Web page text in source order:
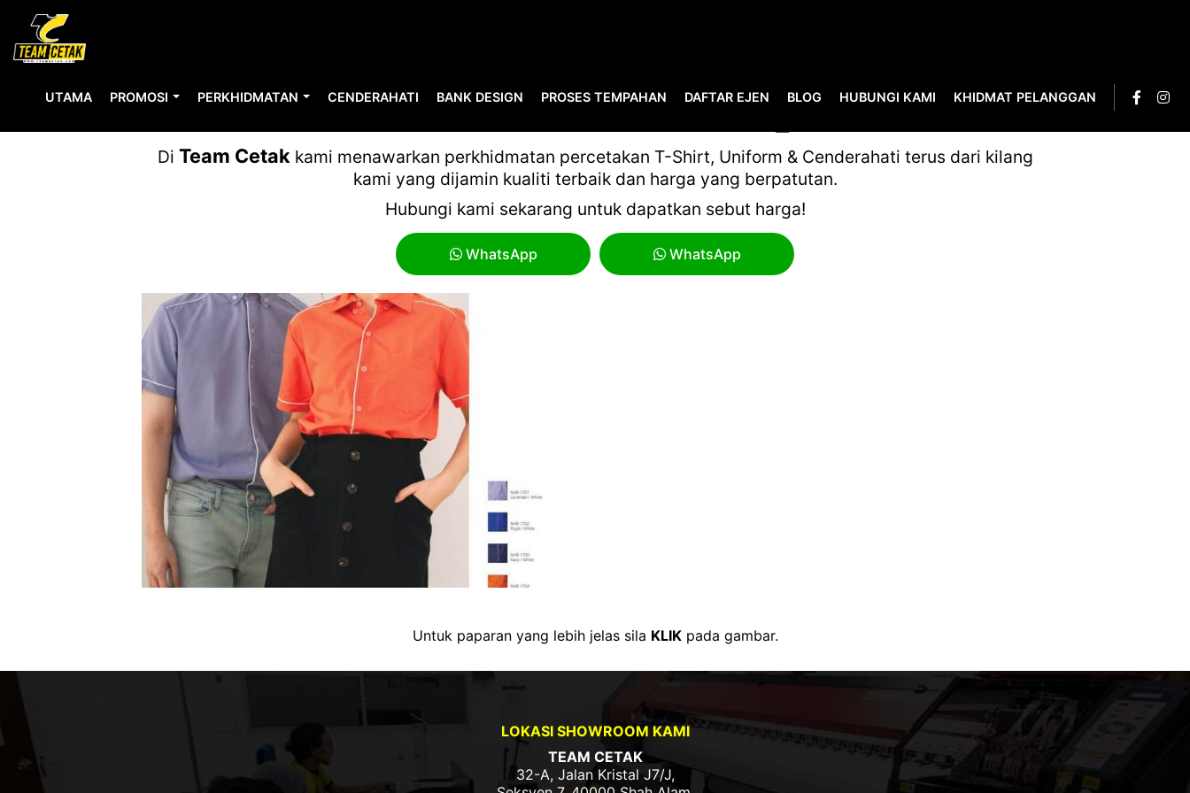
UTAMA PROMOSI PERKHIDMATAN CENDERAHATI BANK DESIGN PROSES TEMPAHAN DAFTAR EJEN BLOG HUBUNGI KAMI KHIDMAT PELANGGAN
Di Team Cetakkami menawarkan perkhidmatan percetakan T-Shirt, Uniform & Cenderahati terus dari kilang
kami yang dijamin kualiti terbaik dan harga yang berpatutan.
Hubungi kami sekarang untuk dapatkan sebut harga!
WhatsApp WhatsApp
Untuk paparan yang lebih jelas sila KLIKpada gambar.
LOKASI SHOWROOM KAMI
TEAM CETAK
32-A, Jalan Kristal J7/J,